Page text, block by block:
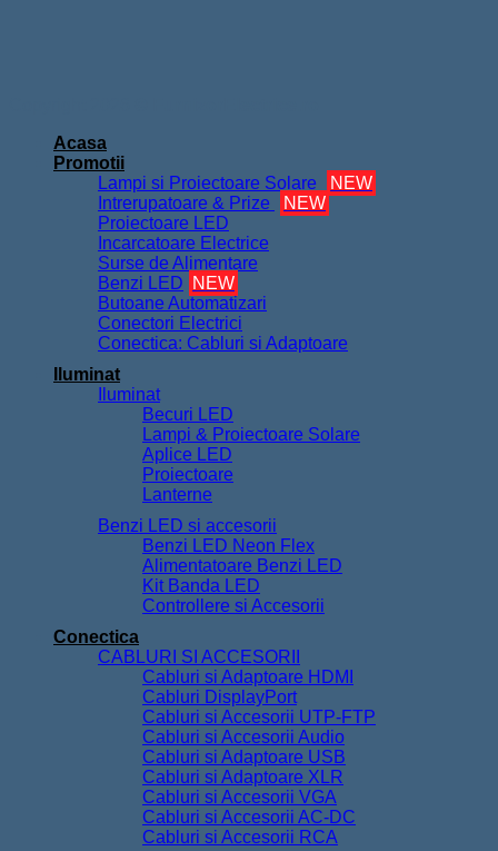
Acasa
Promotii
Lampi si Proiectoare Solare
NEW
Intrerupatoare & Prize
NEW
Proiectoare LED
Incarcatoare Electrice
Surse de Alimentare
Benzi LED
NEW
Butoane Automatizari
Conectori Electrici
Conectica: Cabluri si Adaptoare
Iluminat
Iluminat
Becuri LED
Lampi & Proiectoare Solare
Aplice LED
Proiectoare
Lanterne
Benzi LED si accesorii
Benzi LED Neon Flex
Alimentatoare Benzi LED
Kit Banda LED
Controllere si Accesorii
Conectica
CABLURI SI ACCESORII
Cabluri si Adaptoare HDMI
Cabluri DisplayPort
Cabluri si Accesorii UTP-FTP
Cabluri si Accesorii Audio
Cabluri si Adaptoare USB
Cabluri si Adaptoare XLR
Cabluri si Accesorii VGA
Cabluri si Accesorii AC-DC
Cabluri si Accesorii RCA